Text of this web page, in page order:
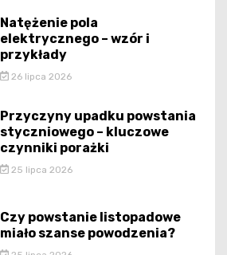
Natężenie pola
elektrycznego – wzór i
przykłady
26 lipca 2026
Przyczyny upadku powstania
styczniowego – kluczowe
czynniki porażki
25 lipca 2026
Czy powstanie listopadowe
miało szanse powodzenia?